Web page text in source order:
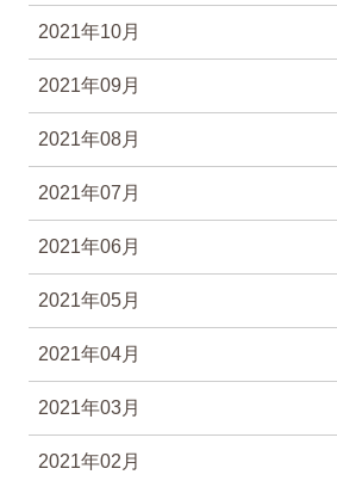
2021年10月
2021年09月
2021年08月
2021年07月
2021年06月
2021年05月
2021年04月
2021年03月
2021年02月